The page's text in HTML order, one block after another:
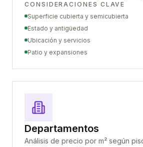
CONSIDERACIONES CLAVE
Superficie cubierta y semicubierta
Estado y antigüedad
Ubicación y servicios
Patio y expansiones
Departamentos
Análisis de precio por m² según